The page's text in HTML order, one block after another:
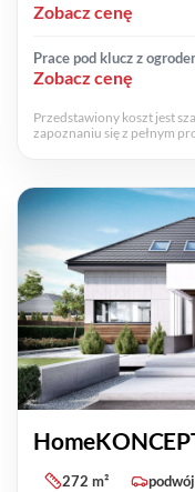
Zobacz cenę
Prace pod klucz z
Zobacz cenę
Przedstawiony koszt jest
zapoznaniu się z pełnym
272 m²